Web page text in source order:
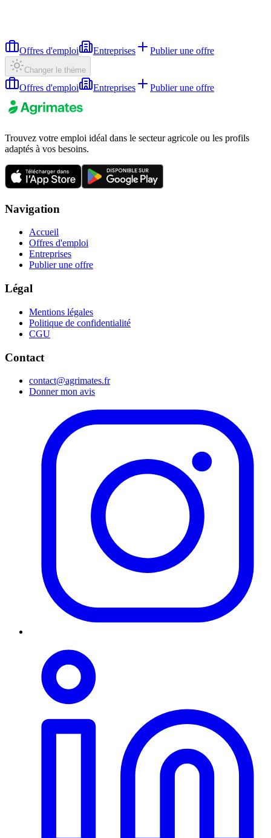
Offres d'emploi Entreprises Publier une offre
Changer le thème
Offres d'emploi Entreprises Publier une offre
Trouvez votre emploi idéal dans le secteur agricole ou les profils
adaptés à vos besoins.
Navigation
Accueil
Offres d'emploi
Entreprises
Publier une offre
Légal
Mentions légales
Politique de confidentialité
CGU
Contact
contact@agrimates.fr
Donner mon avis